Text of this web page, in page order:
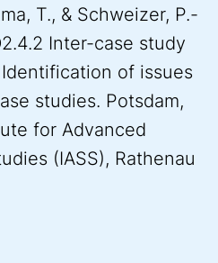
T., & Schweizer, P.-
Inter-case study
of issues
studies. Potsdam,
for Advanced
(IASS), Rathenau